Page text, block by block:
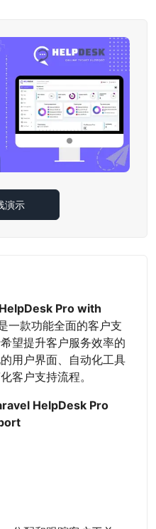
演示
Pro with
一款功能全面的客户支
望提升客户服务效率的
用户界面、自动化工具
客户支持流程。
HelpDesk Pro